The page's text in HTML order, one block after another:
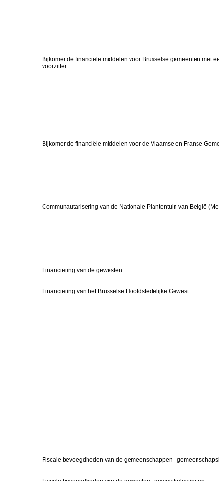
Bijkomende financiële middelen voor Brusselse gemeenten met
voorzitter
Bijkomende financiële middelen voor de Vlaamse en Franse
Communautarisering van de Nationale Plantentuin van België
Financiering van de gewesten
Financiering van het Brusselse Hoofdstedelijke Gewest
Fiscale bevoegdheden van de gemeenschappen :